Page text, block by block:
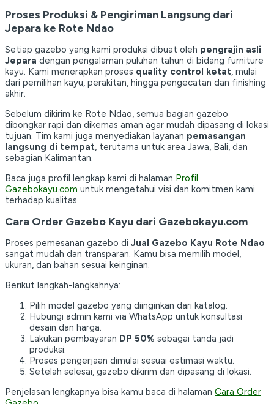
Proses Produksi & Pengiriman Langsung dari
Jepara ke Rote Ndao
Setiap gazebo yang kami produksi dibuat oleh pengrajin asli
Jepara dengan pengalaman puluhan tahun di bidang furniture
kayu. Kami menerapkan proses quality control ketat, mulai
dari pemilihan kayu, perakitan, hingga pengecatan dan finishing
akhir.
Sebelum dikirim ke Rote Ndao, semua bagian gazebo
dibongkar rapi dan dikemas aman agar mudah dipasang di lokasi
tujuan. Tim kami juga menyediakan layanan pemasangan
langsung di tempat, terutama untuk area Jawa, Bali, dan
sebagian Kalimantan.
Baca juga profil lengkap kami di halaman Profil
Gazebokayu.com untuk mengetahui visi dan komitmen kami
terhadap kualitas.
Cara Order Gazebo Kayu dari Gazebokayu.com
Proses pemesanan gazebo di Jual Gazebo Kayu Rote Ndao
sangat mudah dan transparan. Kamu bisa memilih model,
ukuran, dan bahan sesuai keinginan.
Berikut langkah-langkahnya:
Pilih model gazebo yang diinginkan dari katalog.
Hubungi admin kami via WhatsApp untuk konsultasi
desain dan harga.
Lakukan pembayaran DP 50% sebagai tanda jadi
produksi.
Proses pengerjaan dimulai sesuai estimasi waktu.
Setelah selesai, gazebo dikirim dan dipasang di lokasi.
Penjelasan lengkapnya bisa kamu baca di halaman Cara Order